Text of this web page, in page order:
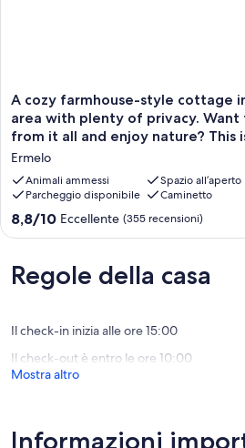
A
cozy
farmhouse-
style
cottage
in
a
wooded
area
of
privacy.
to
away
from
enjoy
A cozy farmhouse-style cottage
area with plenty of privacy.
from it all and enjoy nature? This
this comfortable 4+2-person
at the Heivlinder near the
the moors of Ermelo!
Ermelo
Animali ammessi
Spazio all’aperto
Parcheggio disponibile
Caminetto
8.8
su
Eccellente,
(355
8,8/10 Eccellente (355 recensioni)
Regole della casa
Il check-in inizia alle ore 15:00
Il check-out è entro le ore 10:00
Mostra altro
Informazioni